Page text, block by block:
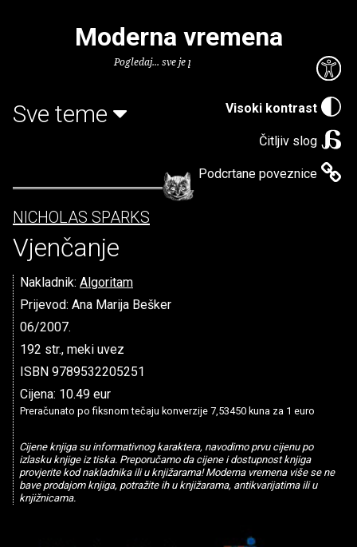
Visoki kontrast
Čitljiv slog
Podcrtane poveznice
Moderna vremena
Pogledaj... sve je puno knjiga.
Sve teme
NICHOLAS SPARKS
Vjenčanje
Nakladnik: Algoritam
Prijevod: Ana Marija Bešker
06/2007.
192 str., meki uvez
ISBN 9789532205251
Cijena: 10.49 eur
Preračunato po fiksnom tečaju konverzije 7,53450 kuna za 1 euro
Cijene knjiga su informativnog karaktera, navodimo prvu cijenu po
izlasku knjige iz tiska. Preporučamo da cijene i dostupnost knjiga
provjerite kod nakladnika ili u knjižarama! Moderna vremena više se ne
bave prodajom knjiga, potražite ih u knjižarama, antikvarijatima ili u
knjižnicama.